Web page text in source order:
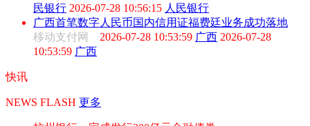
民银行 2026-07-28 10:56:15 人民银行
广西首笔数字人民币国内信用证福费廷业务成功落地
移动支付网 2026-07-28 10:53:59 广西 2026-07-28
10:53:59 广西
快讯
NEWS FLASH 更多